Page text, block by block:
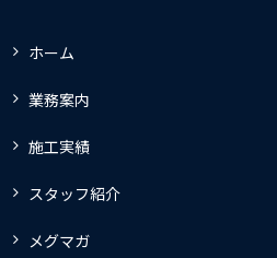
ホーム
業務案内
施工実績
スタッフ紹介
メグマガ